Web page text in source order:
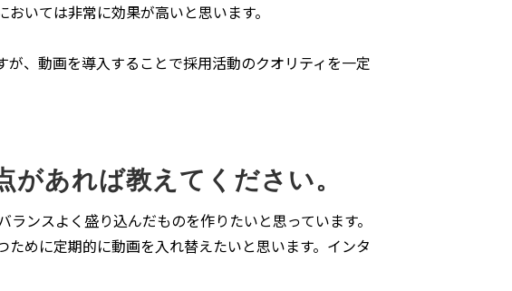
いては非常に効果が高いと思います。
、動画を導入することで採用活動のクオリティを一定
あれば教えてください。
ンスよく盛り込んだものを作りたいと思っています。
めに定期的に動画を入れ替えたいと思います。インタ